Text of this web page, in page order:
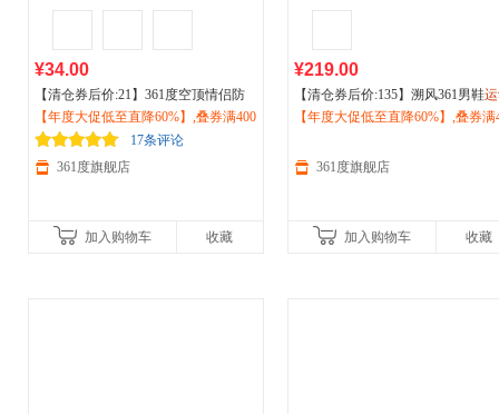
¥34.00
【清仓券后价:21】361度空顶情侣防
晒帽2026年夏季防紫外线户外跑步骑
行运动遮阳帽512422004
【年度大促低至直降60%】,叠券满400
减150/600减230,立即抢购！
17条评论
361度旗舰店
加入购物车 收藏
¥219.00
【清仓券后价:135】溯风361男鞋
鞋男2026春季经典复古老爹鞋户外
【年度大促低至直降60%】,叠券满
361度旗舰店
加入购物车 收藏